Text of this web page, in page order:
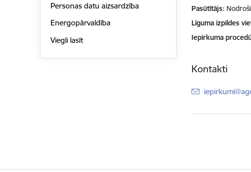
Personas datu aizsardzība
Energopārvaldība
Viegli lasīt
Pasūtītājs
Līguma izpildes
Iepirkuma
Kontakti
E-pasts: